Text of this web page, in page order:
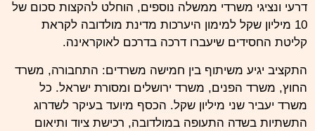
דרעי ונציגי משרדי ממשלה נוספים, הוחלט להקצות סכום של
10 מיליון שקל למימון היערכות מדינת מולדובה לקראת
קליטת החסידים שיעברו דרכה בדרכם לאוקראינה.
התקציב יגיע משיתוף בין חמישה משרדים: התחבורה, משרד
החוץ, משרד הפנים, משרד ירושלים ומסורת ישראל. כל
משרד יעביר שני מיליון שקל. הכסף מיועד בעיקר לשדרוג
התשתיות בשדה התעופה במולדובה, רכישת ציוד ותיאום